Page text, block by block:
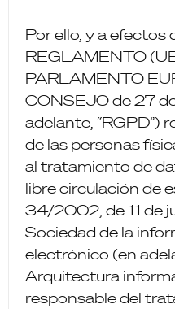
Por ello, y a efectos
REGLAMENTO
PARLAMENTO
CONSEJO de 27
adelante, “RGPD”)
de las personas
al tratamiento de
libre circulación de
34/2002, de 11 de
Sociedad de la
electrónico (en
Arquitectura
responsable del